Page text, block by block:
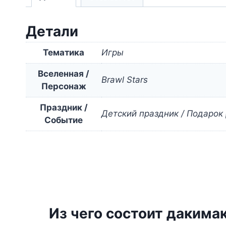
Детали
Тематика Игры
Вселенная /
Персонаж
Brawl Stars
Праздник /
Событие
Детский праздник / Подарок
Из чего состоит